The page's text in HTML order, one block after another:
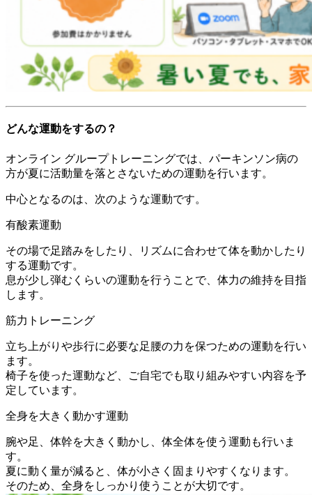
どんな運動をするの？
オンライン グループトレーニングでは、パーキンソン病の
方が夏に活動量を落とさないための運動を行います。
中心となるのは、次のような運動です。
有酸素運動
その場で足踏みをしたり、リズムに合わせて体を動かしたり
する運動です。
息が少し弾むくらいの運動を行うことで、体力の維持を目指
します。
筋力トレーニング
立ち上がりや歩行に必要な足腰の力を保つための運動を行い
ます。
椅子を使った運動など、ご自宅でも取り組みやすい内容を予
定しています。
全身を大きく動かす運動
腕や足、体幹を大きく動かし、体全体を使う運動も行いま
す。
夏に動く量が減ると、体が小さく固まりやすくなります。
そのため、全身をしっかり使うことが大切です。